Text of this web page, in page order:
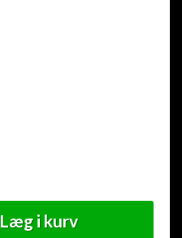
Læg i kurv